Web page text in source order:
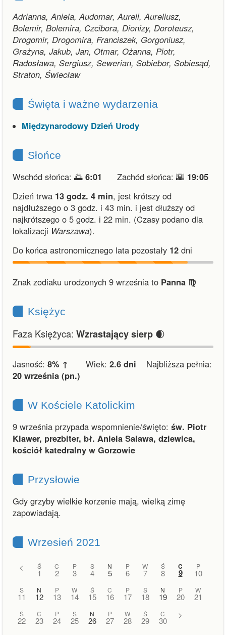
Adrianna, Aniela, Audomar, Aureli, Aureliusz,
Bolemir, Bolemira, Czcibora, Dionizy, Doroteusz,
Drogomir, Drogomira, Franciszek, Gorgoniusz,
Grażyna, Jakub, Jan, Otmar, Ożanna, Piotr,
Radosława, Sergiusz, Sewerian, Sobiebor, Sobiesąd,
Straton, Świecław
Święta i ważne wydarzenia
Międzynarodowy Dzień Urody
Słońce
Wschód słońca: 🌅 6:01 Zachód słońca: 🌇 19:05
Dzień trwa 13 godz. 4 min, jest krótszy od
najdłuższego o 3 godz. i 43 min. i jest dłuższy od
najkrótszego o 5 godz. i 22 min. (Czasy podano dla
lokalizacji Warszawa).
Do końca astronomicznego lata pozostały 12 dni
Znak zodiaku urodzonych 9 września to Panna ♍︎
Księżyc
Faza Księżyca: Wzrastający sierp 🌒
Jasność: 8% ↑ Wiek: 2.6 dni Najbliższa pełnia:
20 września (pn.)
W Kościele Katolickim
9 września przypada wspomnienie/święto: św. Piotr
Klawer, prezbiter, bł. Aniela Salawa, dziewica,
kościół katedralny w Gorzowie
Przysłowie
Gdy grzyby wielkie korzenie mają, wielką zimę
zapowiadają.
Wrzesień 2021
< Ś
1
C
2
P
3
S
4
N
5
P
6
W
7
Ś
8
C
9
P
10
S
11
N
12
P
13
W
14
Ś
15
C
16
P
17
S
18
N
19
P
20
W
21
Ś
22
C
23
P
24
S
25
N
26
P
27
W
28
Ś
29
C
30
>